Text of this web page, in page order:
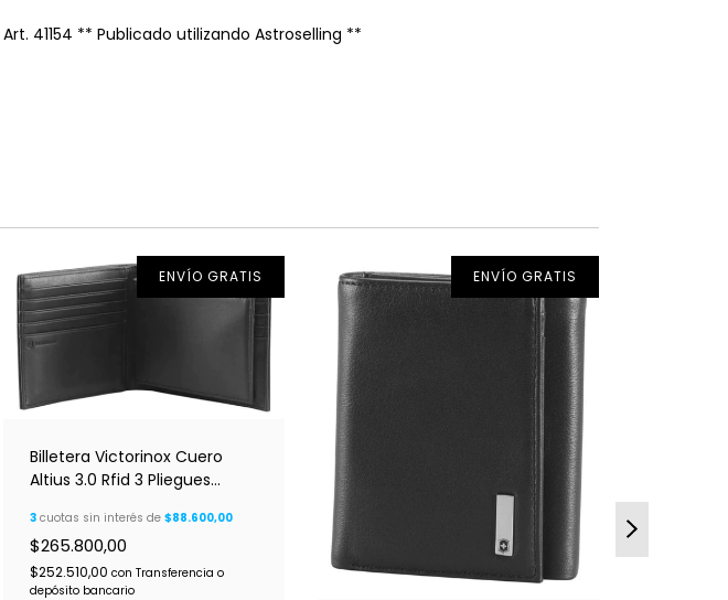
Art. 41154 ** Publicado utilizando Astroselling **
ENVÍO GRATIS
Billetera Victorinox Cuero
Altius 3.0 Rfid 3 Pliegues
3 cuotas sin interés de $88.600,00
$265.800,00
$252.510,00 con Transferencia o
depósito bancario
ENVÍO GRATIS